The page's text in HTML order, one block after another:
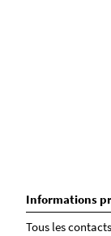
Informations
Tous les contacts